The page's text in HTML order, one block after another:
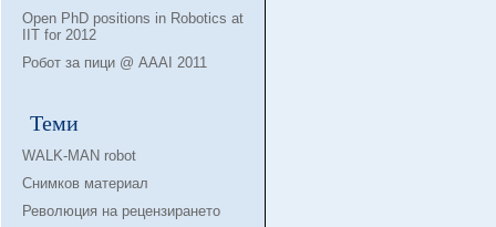
Open PhD positions in Robotics at
IIT for 2012
Робот за пици @ AAAI 2011
Теми
WALK-MAN robot
Снимков материал
Революция на рецензирането